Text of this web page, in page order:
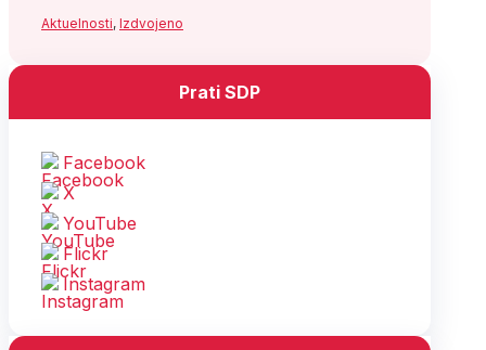
Aktuelnosti, Izdvojeno
Prati SDP
Facebook
X
YouTube
Flickr
Instagram